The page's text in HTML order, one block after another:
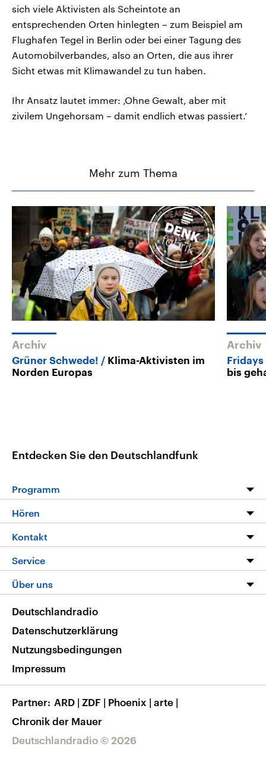
sich viele Aktivisten als Scheintote an
entsprechenden Orten hinlegten – zum Beispiel am
Flughafen Tegel in Berlin oder bei einer Tagung des
Automobilverbandes, also an Orten, die aus ihrer
Sicht etwas mit Klimawandel zu tun haben.
Ihr Ansatz lautet immer: ‚Ohne Gewalt, aber mit
zivilem Ungehorsam – damit endlich etwas passiert.‘
Mehr zum Thema
Archiv
Grüner Schwede!
Klima-Aktivisten im
Norden Europas
Archiv
bis
Entdecken Sie den Deutschlandfunk
Programm
Programm
Die Nachrichten
Nachrichtenleicht
Neue Beiträge auf dlf.de
Hören
Livestream
Podcasts
Deutschlandfunk App
Nachrichten App
Frequenzen
Kontakt
Hörerservice
Service
FAQ
Veranstaltungen
Musikliste
RSS
Über uns
Barrierefreiheit
Deutschlandradio © 2026
Deutschlandradio
Datenschutzerklärung
Nutzungsbedingungen
Impressum
Partner ARD | ZDF | Phoenix | arte |
Chronik der Mauer